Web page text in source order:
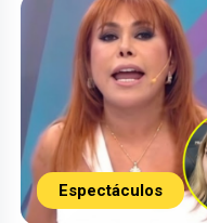
Espectáculos